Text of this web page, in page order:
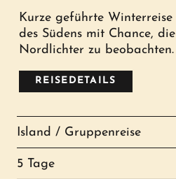
Kurze geführte
des Südens mit Chance,
Nordlichter zu beobachten.
REISEDETAILS
Island / Gruppenreise
5 Tage